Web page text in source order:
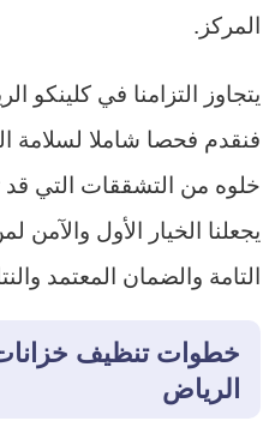
المركز.
يتجاوز التزامنا في كلينكو
فنقدم فحصا شاملا لسلامة
خلوه من التشققات التي قد
يجعلنا الخيار الأول والآمن
التامة والضمان المعتمد
خطوات تنظيف
الرياض